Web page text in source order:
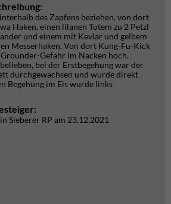
des Zapfens beziehen, von dort
Haken, einen lilanen Totem zu 2 Petzl
und einem mit Kevlar und gelbem
Messerhaken. Von dort Kung-Fu-Kick
Gefahr im Nacken hoch.
bei der Erstbegehung war der
durchgewachsen und wurde direkt
Begehung im Eis wurde links
Sieberer RP am 23.12.2021